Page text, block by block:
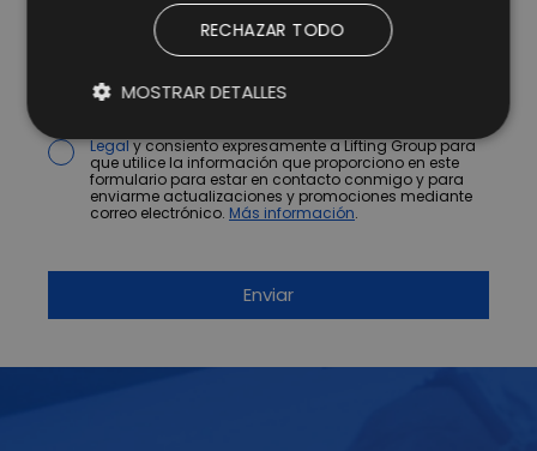
* campos obligatorios.
Legaly consiento expresamente a Lifting Group para
que utilice la información que proporciono en este
formulario para estar en contacto conmigo y para
enviarme actualizaciones y promociones mediante
correo electrónico. Más información.
RECHAZAR TODO
MOSTRAR DETALLES